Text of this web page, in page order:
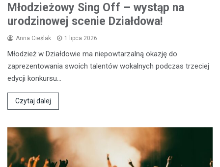
Młodzieżowy Sing Off – wystąp na
urodzinowej scenie Działdowa!
Anna Cieślak 1 lipca 2026
Młodzież w Działdowie ma niepowtarzalną okazję do
zaprezentowania swoich talentów wokalnych podczas trzeciej
edycji konkursu…
Czytaj dalej